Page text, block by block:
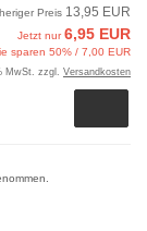
Preis 13,95 EUR
Jetzt nur6,95 EUR
sparen 50% / 7,00 EUR
MwSt. zzgl. Versandkosten